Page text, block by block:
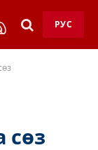
РУС
сөз